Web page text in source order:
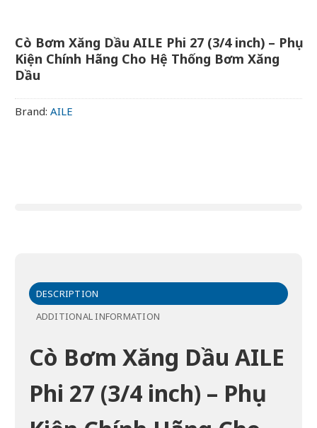
Cò Bơm Xăng Dầu AILE Phi 27 (3/4 inch) – Phụ
Kiện Chính Hãng Cho Hệ Thống Bơm Xăng
Dầu
Brand: AILE
DESCRIPTION
ADDITIONAL INFORMATION
Cò Bơm Xăng Dầu AILE
Phi 27 (3/4 inch) – Phụ